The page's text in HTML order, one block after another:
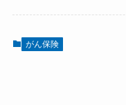
がん保険